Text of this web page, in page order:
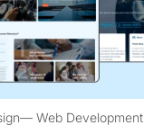
Web Development